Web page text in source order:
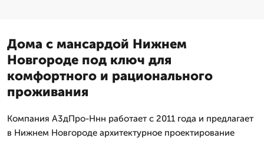
Дома с мансардой Нижнем
Новгороде под ключ для
комфортного и рационального
проживания
Компания А3дПро-Ннн работает с 2011 года и предлагает
в Нижнем Новгороде архитектурное проектирование